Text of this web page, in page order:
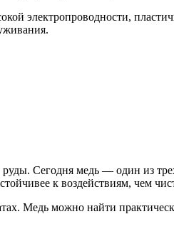
электропроводности,
Сегодня медь — один из
к воздействиям, чем
Медь можно найти